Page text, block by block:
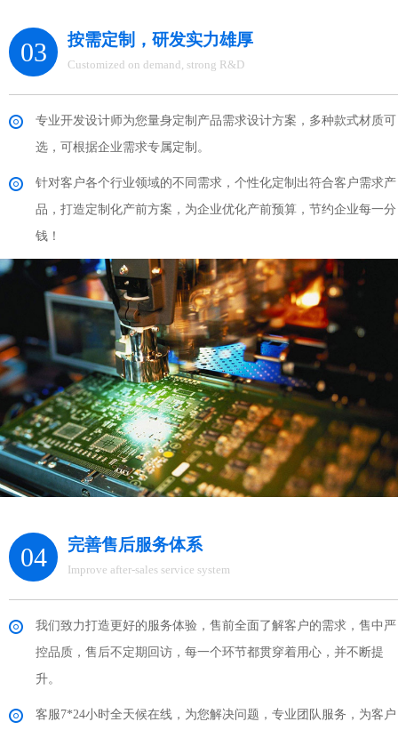
03 按需定制，研发实力雄厚
Customized on demand, strong R&D
专业开发设计师为您量身定制产品需求设计方案，多种款式材质可
选，可根据企业需求专属定制。
针对客户各个行业领域的不同需求，个性化定制出符合客户需求产
品，打造定制化产前方案，为企业优化产前预算，节约企业每一分
钱！
04 完善售后服务体系
Improve after-sales service system
我们致力打造更好的服务体验，售前全面了解客户的需求，售中严
控品质，售后不定期回访，每一个环节都贯穿着用心，并不断提
升。
客服7*24小时全天候在线，为您解决问题，专业团队服务，为客户